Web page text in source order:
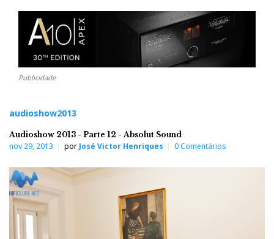
Publicidade
audioshow2013
Audioshow 2013 - Parte 12 - Absolut Sound
nov 29, 2013 por José Victor Henriques 0 Comentários